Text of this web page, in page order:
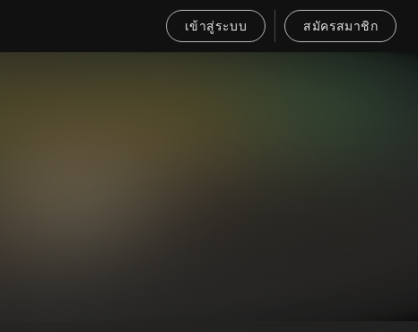
เข้าสู่ระบบ สมัครสมาชิก